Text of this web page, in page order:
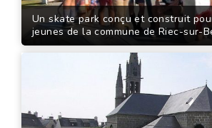
Un skate park conçu et construit
jeunes de la commune de Riec-sur-